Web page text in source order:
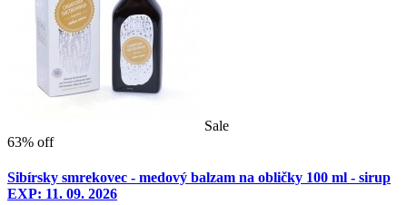
Sale
63% off
Sibírsky smrekovec - medový balzam na obličky 100 ml - sirup
EXP: 11. 09. 2026